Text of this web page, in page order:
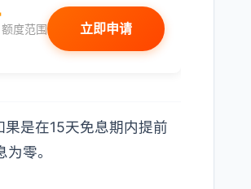
额度范围 立即申请
是在15天免息期内提前
零。